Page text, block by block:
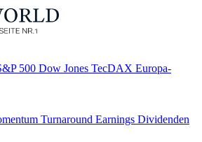
500 Dow Jones TecDAX Europa-
Turnaround Earnings Dividenden